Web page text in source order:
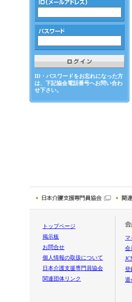
ID・パスワードをお忘れになった方
は、下記協会電話番号へお問い合わ
せ下さい。
トップページ
掲示板
お問合せ
個人情報の取扱について
日本介護支援専門員協会
関連団体リンク
マ
会
登
退